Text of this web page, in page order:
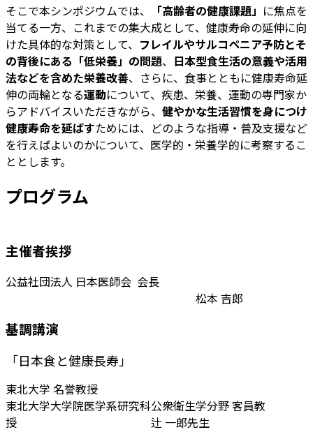
そこで本シンポジウムでは、
「高齢者の健康課題」 に焦点を
当てる一方、これまでの集大成として、健康寿命の延伸に向
けた具体的な対策として、 フレイルやサルコペニア予防とそ
の背後にある「低栄養」の問題、 日本型食生活の意義や活用
法などを含めた栄養改善、さらに、食事とともに健康寿命延
伸の両輪となる運動について、疾患、栄養、運動の専門家か
らアドバイスいただきながら、 健やかな生活習慣を身につけ
健康寿命を延ばすためには、どのような指導・普及支援など
を行えばよいのかについて、医学的・栄養学的に考察するこ
ととします。
プログラム
主催者挨拶
公益社団法人 日本医師会 会長
松本 吉郎
基調講演
「日本食と健康長寿」
東北大学 名誉教授
東北大学大学院医学系研究科公衆衛生学分野 客員教
授 辻 一郎先生